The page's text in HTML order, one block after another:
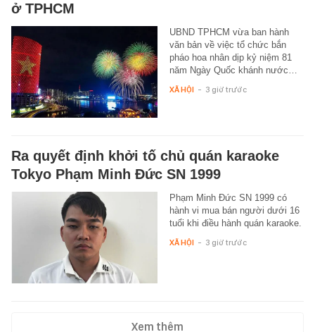
ở TPHCM
UBND TPHCM vừa ban hành
văn bản về việc tổ chức bắn
pháo hoa nhân dịp kỷ niệm 81
năm Ngày Quốc khánh nước…
XÃ HỘI - 3 giờ trước
Ra quyết định khởi tố chủ quán karaoke
Tokyo Phạm Minh Đức SN 1999
Phạm Minh Đức SN 1999 có
hành vi mua bán người dưới 16
tuổi khi điều hành quán karaoke.
XÃ HỘI - 3 giờ trước
Xem thêm